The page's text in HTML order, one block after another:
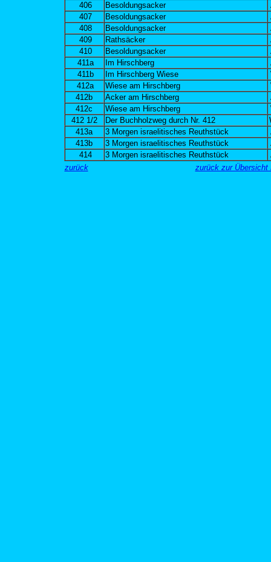
406
Besoldungsacker
407
Besoldungsacker
408
Besoldungsacker
409
Rathsäcker
410
Besoldungsacker
411a
Im Hirschberg
411b
Im Hirschberg Wiese
412a
Wiese am Hirschberg
412b
Acker am Hirschberg
412c
Wiese am Hirschberg
412 1/2
Der Buchholzweg durch Nr. 412
413a
3 Morgen israelitisches Reuthstück
413b
3 Morgen israelitisches Reuthstück
414
3 Morgen israelitisches Reuthstück
zurück
zurück zur Übersicht